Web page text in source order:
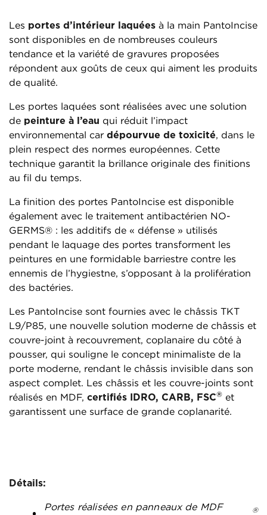
Les portes d’intérieur laquées à la main PantoIncise
sont disponibles en de nombreuses couleurs
tendance et la variété de gravures proposées
répondent aux goûts de ceux qui aiment les produits
de qualité.
Les portes laquées sont réalisées avec une solution
de peinture à l’eau qui réduit l’impact
environnemental car dépourvue de toxicité, dans le
plein respect des normes européennes. Cette
technique garantit la brillance originale des finitions
au fil du temps.
La finition des portes PantoIncise est disponible
également avec le traitement antibactérien NO-
GERMS® : les additifs de « défense » utilisés
pendant le laquage des portes transforment les
peintures en une formidable barriestre contre les
ennemis de l’hygiestne, s’opposant à la prolifération
des bactéries.
Les PantoIncise sont fournies avec le châssis TKT
L9/P85, une nouvelle solution moderne de châssis et
couvre-joint à recouvrement, coplanaire du côté à
pousser, qui souligne le concept minimaliste de la
porte moderne, rendant le châssis invisible dans son
aspect complet. Les châssis et les couvre-joints sont
réalisés en MDF, certifiés IDRO, CARB, FSC® et
garantissent une surface de grande coplanarité.
Détails:
Portes réalisées en panneaux de MDF
®